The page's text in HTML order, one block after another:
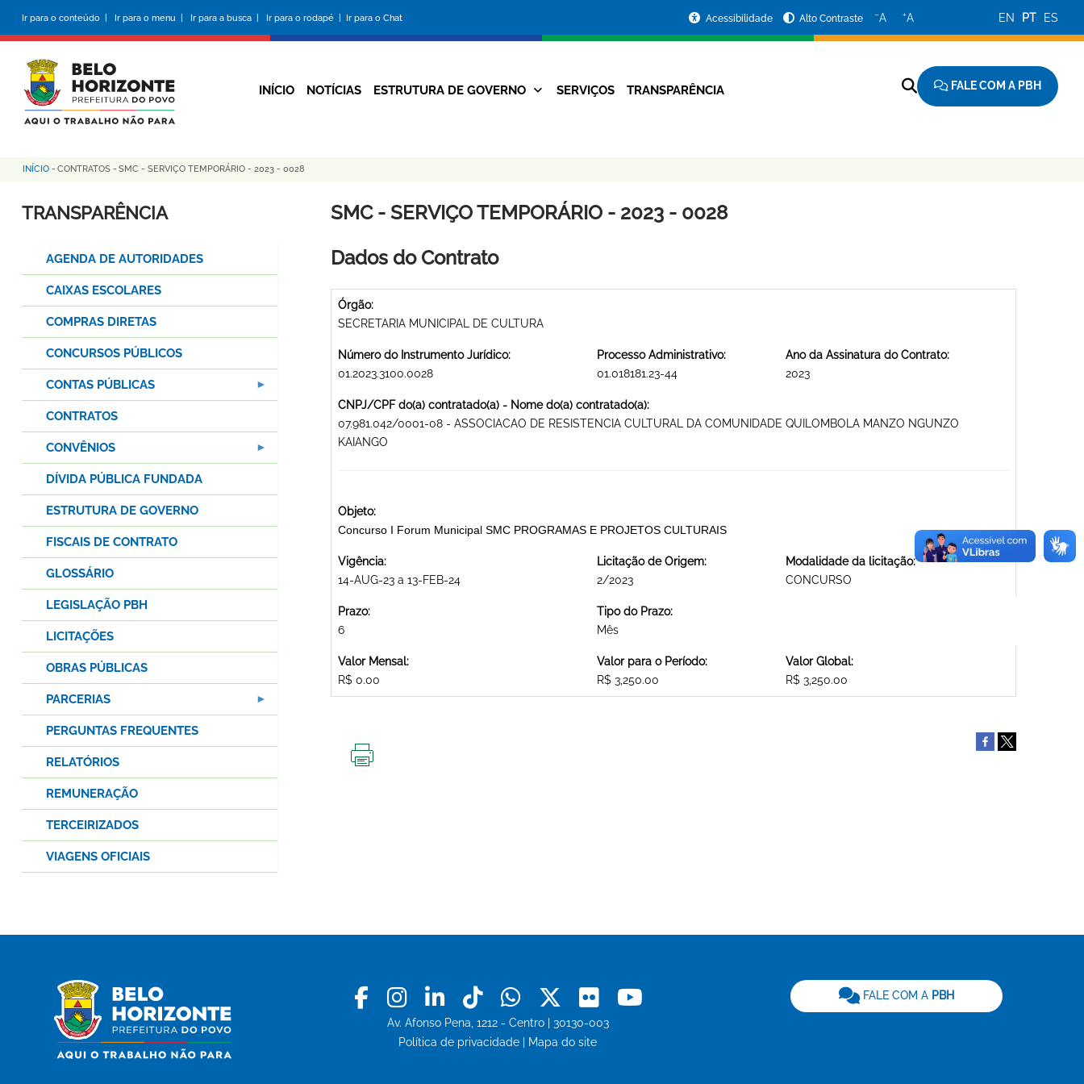
conteúdo
principal
Ir para o conteúdo | Ir para o menu | Ir para a busca | Ir para o rodapé | Ir para o Chat
da
Prefeitura
Acessibilidade Alto Contraste −A +A EN PT ES
Navegação
INÍCIO NOTÍCIAS ESTRUTURA DE GOVERNO SERVIÇOS TRANSPARÊNCIA FALE COM A PBH
Trilha
de
INÍCIO - CONTRATOS - SMC - SERVIÇO TEMPORÁRIO - 2023 - 0028
SMC - SERVIÇO TEMPORÁRIO - 2023 - 0028
Dados do Contrato
Órgão:
SECRETARIA MUNICIPAL DE CULTURA
Número do Instrumento Jurídico:
01.2023.3100.0028
Processo Administrativo:
01.018181.23-44
Ano da Assinatura do Contrato:
2023
CNPJ/CPF do(a) contratado(a) - Nome do(a) contratado(a):
07.981.042/0001-08 - ASSOCIACAO DE RESISTENCIA CULTURAL DA COMUNIDADE QUILOMBOLA MANZO NGUNZO
KAIANGO
Objeto:
Concurso I Forum Municipal SMC PROGRAMAS E PROJETOS CULTURAIS
Vigência:
14-AUG-23 a 13-FEB-24
Licitação de Origem:
2/2023
Modalidade da licitação:
CONCURSO
Prazo:
6
Tipo do Prazo:
Mês
Valor Mensal:
R$ 0.00
Valor para o Período:
R$ 3,250.00
Valor Global:
R$ 3,250.00
TRANSPARÊNCIA
AGENDA DE AUTORIDADES
CAIXAS ESCOLARES
COMPRAS DIRETAS
CONCURSOS PÚBLICOS
CONTAS PÚBLICAS
CONTRATOS
CONVÊNIOS
DÍVIDA PÚBLICA FUNDADA
ESTRUTURA DE GOVERNO
FISCAIS DE CONTRATO
GLOSSÁRIO
LEGISLAÇÃO PBH
LICITAÇÕES
OBRAS PÚBLICAS
PARCERIAS
PERGUNTAS FREQUENTES
RELATÓRIOS
REMUNERAÇÃO
TERCEIRIZADOS
VIAGENS OFICIAIS
Facebook
Instagram
LinkedinTiktokWhatsapp
X Flickr
Av. Afonso Pena, 1212 - Centro | 30130-003
Política de privacidade
Mapa do site
FALE COM A PBH